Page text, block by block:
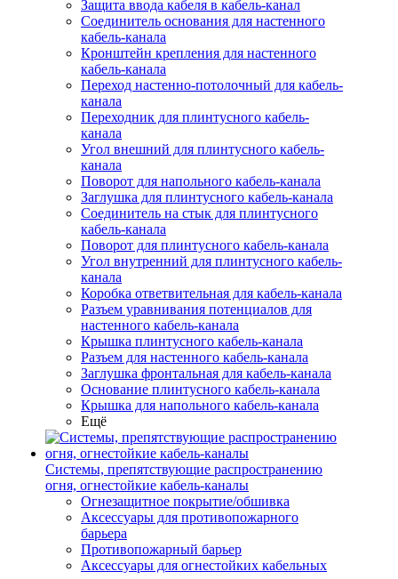
Защита ввода кабеля в кабель-канал
Соединитель основания для настенного
кабель-канала
Кронштейн крепления для настенного
кабель-канала
Переход настенно-потолочный для кабель-
канала
Переходник для плинтусного кабель-
канала
Угол внешний для плинтусного кабель-
канала
Поворот для напольного кабель-канала
Заглушка для плинтусного кабель-канала
Соединитель на стык для плинтусного
кабель-канала
Поворот для плинтусного кабель-канала
Угол внутренний для плинтусного кабель-
канала
Коробка ответвительная для кабель-канала
Разъем уравнивания потенциалов для
настенного кабель-канала
Крышка плинтусного кабель-канала
Разъем для настенного кабель-канала
Заглушка фронтальная для кабель-канала
Основание плинтусного кабель-канала
Крышка для напольного кабель-канала
Ещё
Системы, препятствующие распространению
огня, огнестойкие кабель-каналы
Огнезащитное покрытие/обшивка
Аксессуары для противопожарного
барьера
Противопожарный барьер
Аксессуары для огнестойких кабельных